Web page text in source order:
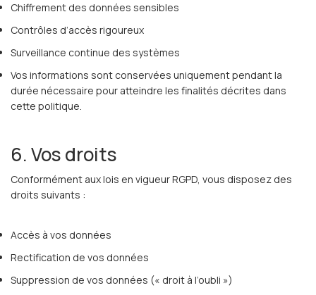
Chiffrement des données sensibles
Contrôles d’accès rigoureux
Surveillance continue des systèmes
Vos informations sont conservées uniquement pendant la
durée nécessaire pour atteindre les finalités décrites dans
cette politique.
6. Vos droits
Conformément aux lois en vigueur RGPD, vous disposez des
droits suivants :
Accès à vos données
Rectification de vos données
Suppression de vos données (« droit à l’oubli »)